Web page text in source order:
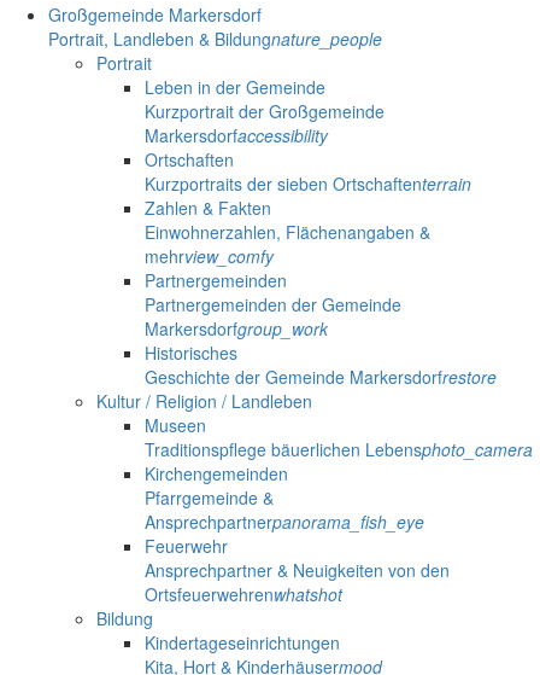
Großgemeinde Markersdorf
Portrait, Landleben & Bildungnature_people
Portrait
Leben in der Gemeinde
Kurzportrait der Großgemeinde
Markersdorfaccessibility
Ortschaften
Kurzportraits der sieben Ortschaftenterrain
Zahlen & Fakten
Einwohnerzahlen, Flächenangaben &
mehrview_comfy
Partnergemeinden
Partnergemeinden der Gemeinde
Markersdorfgroup_work
Historisches
Geschichte der Gemeinde Markersdorfrestore
Kultur / Religion / Landleben
Museen
Traditionspflege bäuerlichen Lebensphoto_camera
Kirchengemeinden
Pfarrgemeinde &
Ansprechpartnerpanorama_fish_eye
Feuerwehr
Ansprechpartner & Neuigkeiten von den
Ortsfeuerwehrenwhatshot
Bildung
Kindertageseinrichtungen
Kita, Hort & Kinderhäusermood